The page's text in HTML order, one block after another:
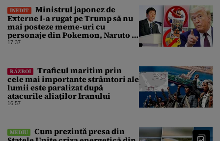
INEDIT
Ministrul japonez de
Externe l-a rugat pe Trump să nu
mai posteze meme-uri cu
personaje din Pokemon, Naruto și
Mario pe platformele social-
17:37
RĂZBOI
Traficul maritim prin
cele mai importante strâmtori ale
lumii este paralizat după
atacurile aliaților Iranului
16:57
MEDIU
Cum prezintă presa din